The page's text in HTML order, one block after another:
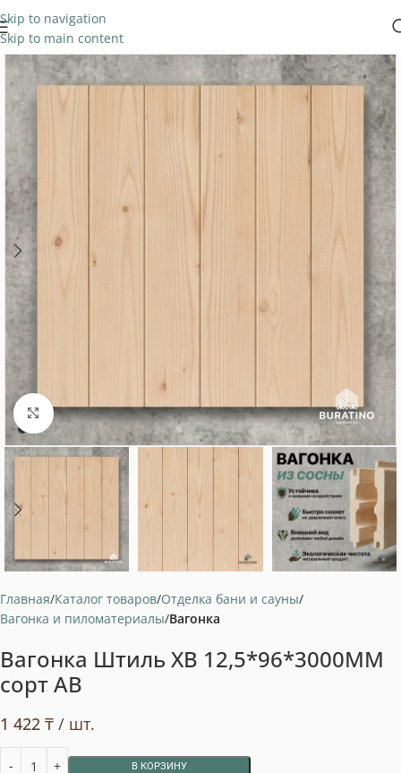
Skip to navigation
Skip to main content
Нажмите, чтобы увеличить
Главная Каталог товаров Отделка бани и сауны
Вагонка и пиломатериалы Вагонка
Вагонка Штиль ХВ 12,5*96*3000ММ
сорт АВ
1 422 ₸ / шт.
В КОРЗИНУ